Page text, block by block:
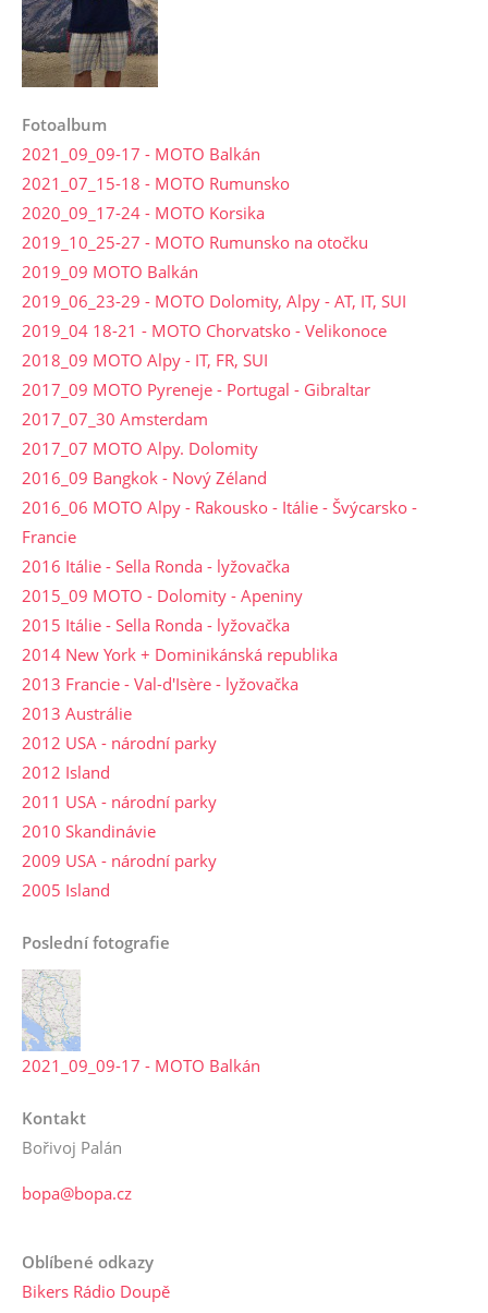
Fotoalbum
2021_09_09-17 - MOTO Balkán
2021_07_15-18 - MOTO Rumunsko
2020_09_17-24 - MOTO Korsika
2019_10_25-27 - MOTO Rumunsko na otočku
2019_09 MOTO Balkán
2019_06_23-29 - MOTO Dolomity, Alpy - AT, IT, SUI
2019_04 18-21 - MOTO Chorvatsko - Velikonoce
2018_09 MOTO Alpy - IT, FR, SUI
2017_09 MOTO Pyreneje - Portugal - Gibraltar
2017_07_30 Amsterdam
2017_07 MOTO Alpy. Dolomity
2016_09 Bangkok - Nový Zéland
2016_06 MOTO Alpy - Rakousko - Itálie - Švýcarsko -
Francie
2016 Itálie - Sella Ronda - lyžovačka
2015_09 MOTO - Dolomity - Apeniny
2015 Itálie - Sella Ronda - lyžovačka
2014 New York + Dominikánská republika
2013 Francie - Val-d'Isère - lyžovačka
2013 Austrálie
2012 USA - národní parky
2012 Island
2011 USA - národní parky
2010 Skandinávie
2009 USA - národní parky
2005 Island
Poslední fotografie
2021_09_09-17 - MOTO Balkán
Kontakt
Bořivoj Palán
bopa@bopa.cz
Oblíbené odkazy
Bikers Rádio Doupě